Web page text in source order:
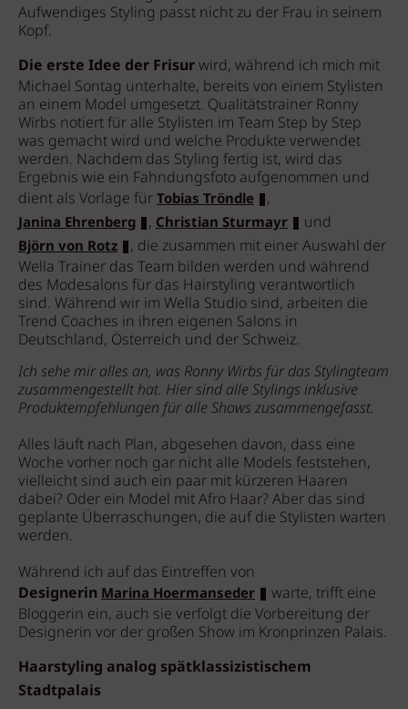
Aufwendiges Styling passt nicht zu der Frau in seinem
Kopf.
Die erste Idee der Frisurwird, während ich mich mit
Michael Sontag unterhalte, bereits von einem Stylisten
an einem Model umgesetzt. Qualitätstrainer Ronny
Wirbs notiert für alle Stylisten im Team Step by Step
was gemacht wird und welche Produkte verwendet
werden. Nachdem das Styling fertig ist, wird das
Ergebnis wie ein Fahndungsfoto aufgenommen und
dient als Vorlage fürTobias Tröndle ,
Janina Ehrenberg , Christian Sturmayr und
Björn von Rotz
, die zusammen mit einer Auswahl der
Wella Trainer das Team bilden werden und während
des Modesalons für das Hairstyling verantwortlich
sind. Während wir im Wella Studio sind, arbeiten die
Trend Coaches in ihren eigenen Salons in
Deutschland, Österreich und der Schweiz.
Ich sehe mir alles an, was Ronny Wirbs für das Stylingteam
zusammengestellt hat. Hier sind alle Stylings inklusive
Produktempfehlungen für alle Shows zusammengefasst.
Alles läuft nach Plan, abgesehen davon, dass eine
Woche vorher noch gar nicht alle Models feststehen,
vielleicht sind auch ein paar mit kürzeren Haaren
dabei? Oder ein Model mit Afro Haar? Aber das sind
geplante Überraschungen, die auf die Stylisten warten
werden.
Während ich auf das Eintreffen von
Designerin Marina Hoermanseder
warte, trifft eine
Bloggerin ein, auch sie verfolgt die Vorbereitung der
Designerin vor der großen Show im Kronprinzen Palais.
Haarstyling analog spätklassizistischem
Stadtpalais